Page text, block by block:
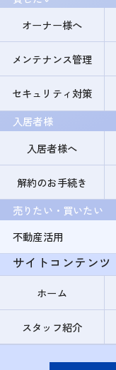
オーナー様へ
メンテナンス管理
セキュリティ対策
入居者様
入居者様へ
解約のお手続き
売りたい・買いたい
不動産活用
サイトコンテンツ
ホーム
スタッフ紹介